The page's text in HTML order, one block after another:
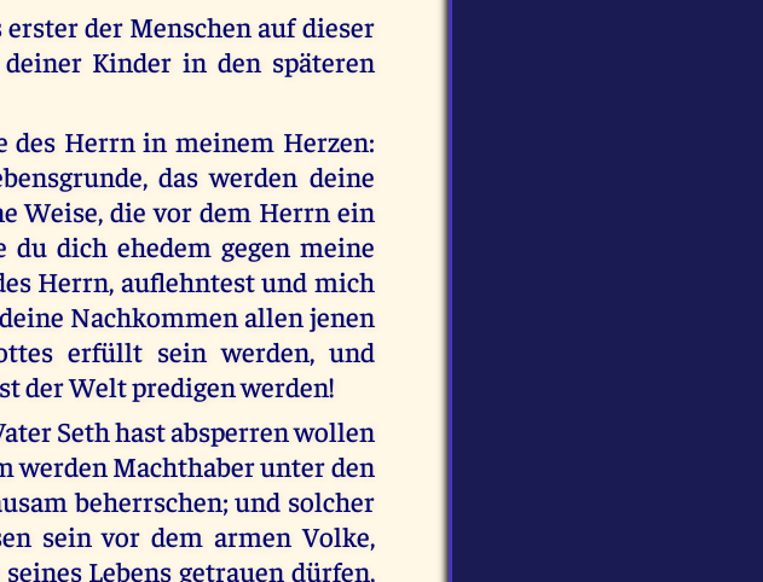
der Menschen auf dieser
Kinder in den späteren
des Herrn in meinem Herzen:
das werden deine
Weise, die vor dem Herrn ein
dich ehedem gegen meine
Herrn, auflehntest und mich
Nachkommen allen jenen
erfüllt sein werden, und
der Welt predigen werden!
Seth hast absperren wollen
werden Machthaber unter den
beherrschen; und solcher
sein vor dem armen Volke,
Lebens getrauen dürfen,